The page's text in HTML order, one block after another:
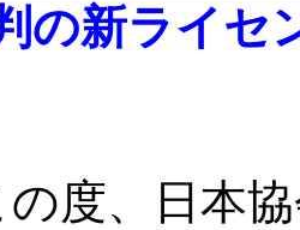
の新ライセ
度、日本協